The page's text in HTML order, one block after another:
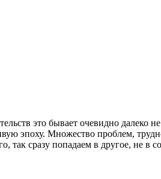
это бывает очевидно далеко
эпоху. Множество проблем,
так сразу попадаем в другое, не